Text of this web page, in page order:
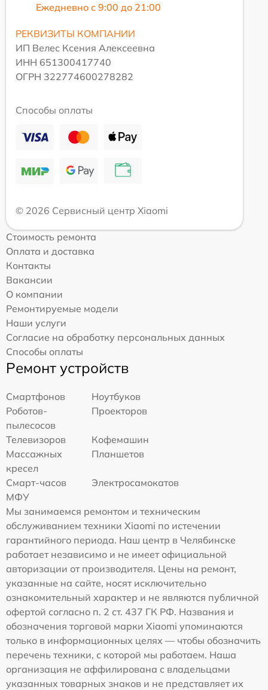
Ежедневно с 9:00 до 21:00
РЕКВИЗИТЫ КОМПАНИИ
ИП Велес Ксения Алексеевна
ИНН 651300417740
ОГРН 322774600278282
Способы оплаты
© 2026 Сервисный центр Xiaomi
Стоимость ремонта
Оплата и доставка
Контакты
Вакансии
О компании
Ремонтируемые модели
Наши услуги
Согласие на обработку персональных данных
Способы оплаты
Ремонт устройств
Смартфонов
Ноутбуков
Роботов-
пылесосов
Проекторов
Телевизоров
Кофемашин
Массажных
кресел
Планшетов
Смарт-часов
Электросамокатов
МФУ
Мы занимаемся ремонтом и техническим
обслуживанием техники Xiaomi по истечении
гарантийного периода. Наш центр в Челябинске
работает независимо и не имеет официальной
авторизации от производителя. Цены на ремонт,
указанные на сайте, носят исключительно
ознакомительный характер и не являются публичной
офертой согласно п. 2 ст. 437 ГК РФ. Названия и
обозначения торговой марки Xiaomi упоминаются
только в информационных целях — чтобы обозначить
перечень техники, с которой мы работаем. Наша
организация не аффилирована с владельцами
указанных товарных знаков и не представляет их